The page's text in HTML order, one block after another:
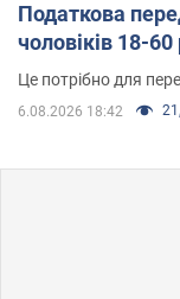
Податкова
чоловіків 18-
Це потрібно для
6.08.2026 18:42